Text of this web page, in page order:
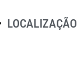
LOCALIZAÇÃO